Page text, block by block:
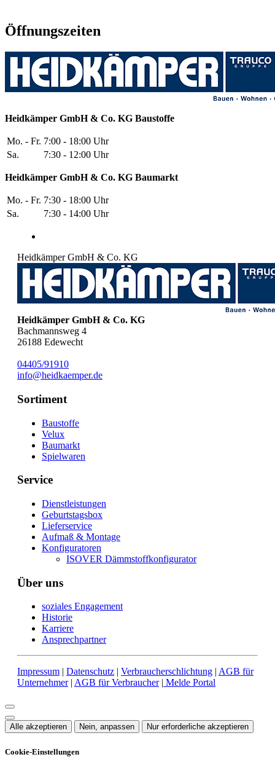
Öffnungszeiten
Heidkämper GmbH & Co. KG Baustoffe
Mo. - Fr. 7:00 - 18:00 Uhr
Sa.
7:30 - 12:00 Uhr
Heidkämper GmbH & Co. KG Baumarkt
Mo. - Fr. 7:30 - 18:00 Uhr
Sa.
7:30 - 14:00 Uhr
Heidkämper GmbH & Co. KG
Heidkämper GmbH & Co. KG
Bachmannsweg 4
26188 Edewecht
04405/91910
info@heidkaemper.de
Sortiment
Baustoffe
Velux
Baumarkt
Spielwaren
Service
Dienstleistungen
Geburtstagsbox
Lieferservice
Aufmaß & Montage
Konfiguratoren
ISOVER Dämmstoffkonfigurator
Über uns
soziales Engagement
Historie
Karriere
Ansprechpartner
Impressum | Datenschutz | Verbraucherschlichtung | AGB für
Unternehmer| AGB für Verbraucher| Melde Portal
Alle akzeptieren Nein, anpassen Nur erforderliche akzeptieren
Cookie-Einstellungen